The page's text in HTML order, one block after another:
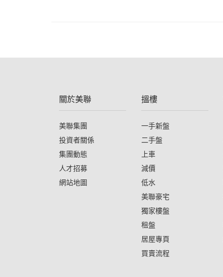
關於美聯
美聯集團
投資者關係
集團動態
人才招募
網站地圖
搵樓
一手新盤
二手盤
上車
減價
低水
美聯豪宅
獨家樓盤
租盤
居屋專頁
買賣流程